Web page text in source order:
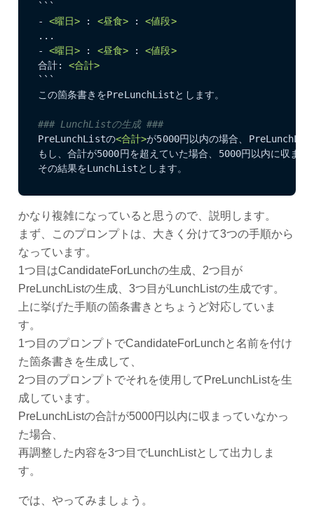
```
- <曜日> : <昼食> : <値段>
...
- <曜日> : <昼食> : <値段>
合計: <合計>
```
この箇条書きをPreLunchListとします。
### LunchListの生成 ###
PreLunchListの<合計>が5000円以内の場合、
もし、合計が5000円を超えていた場合、5000円以内に収ま
その結果をLunchListとします。
かなり複雑になっていると思うので、説明します。
まず、このプロンプトは、大きく分けて3つの手順から
なっています。
1つ目はCandidateForLunchの生成、2つ目が
PreLunchListの生成、3つ目がLunchListの生成です。
上に挙げた手順の箇条書きとちょうど対応していま
す。
1つ目のプロンプトでCandidateForLunchと名前を付け
た箇条書きを生成して、
2つ目のプロンプトでそれを使用してPreLunchListを生
成しています。
PreLunchListの合計が5000円以内に収まっていなかっ
た場合、
再調整した内容を3つ目でLunchListとして出力しま
す。
では、やってみましょう。